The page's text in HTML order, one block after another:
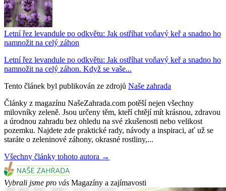
Letní řez levandule po odkvětu: Jak ostříhat voňavý keř a snadno ho
namnožit na celý záhon
Letní řez levandule po odkvětu: Jak ostříhat voňavý keř a snadno ho
namnožit na celý záhon. Když se vaše...
Tento článek byl publikován ze zdrojů Naše zahrada
Články z magazínu NašeZahrada.com potěší nejen všechny
milovníky zeleně. Jsou určeny těm, kteří chtějí mít krásnou, zdravou
a úrodnou zahradu bez ohledu na své zkušenosti nebo velikost
pozemku. Najdete zde praktické rady, návody a inspiraci, ať už se
staráte o zeleninové záhony, okrasné rostliny,...
Všechny články tohoto autora →
Vybrali jsme pro vás Magazíny a zajímavosti